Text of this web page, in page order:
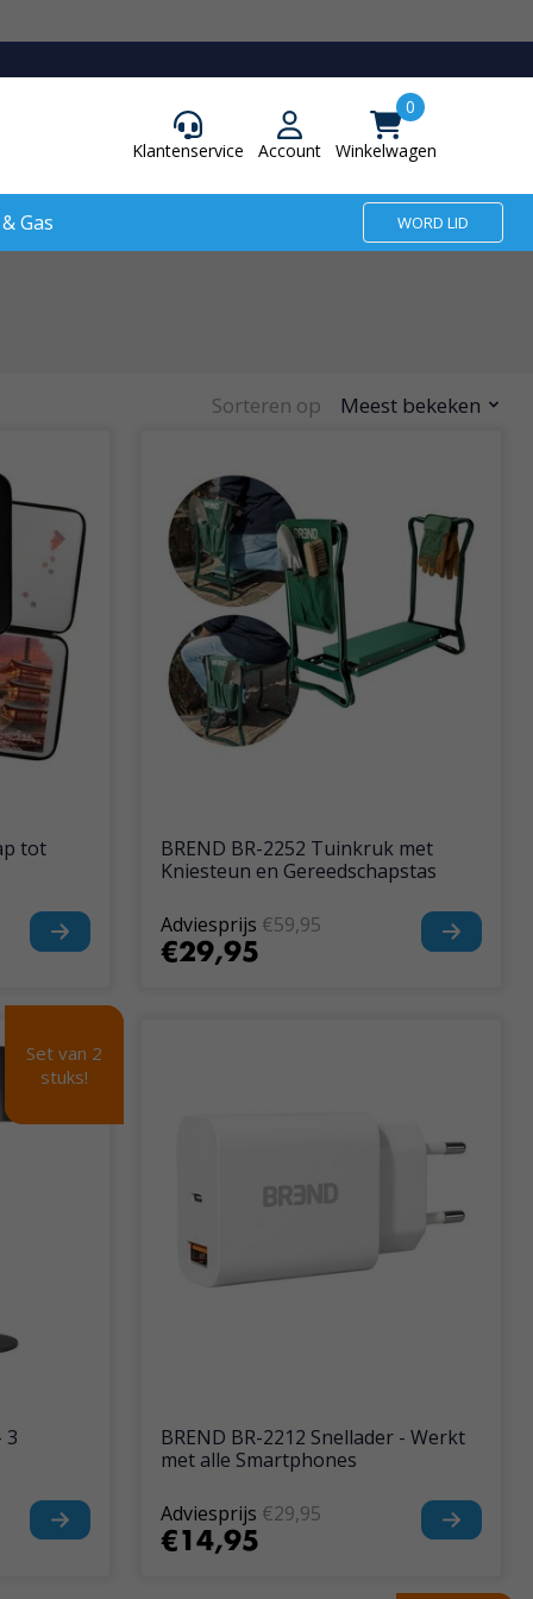
Klantenservice Account Winkelwagen
Gas WORD LID
Sorteren op Meest bekeken
tot
BREND BR-2252 Tuinkruk met
Kniesteun en Gereedschapstas
Adviesprijs €59,95
€29,95
3
Set van 2
stuks!
Set van 2
stuks!
BREND BR-2212 Snellader - Werkt
met alle Smartphones
Adviesprijs €29,95
€14,95